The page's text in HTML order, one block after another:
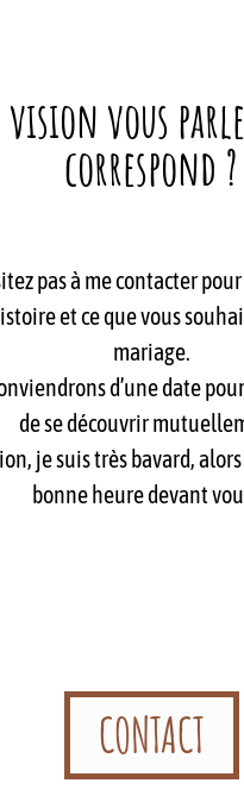
vision vous
correspond ?
pas à me contacter
et ce que vous
mariage.
d’une date
de se découvrir
je suis très bavard,
bonne heure devant
CONTACT